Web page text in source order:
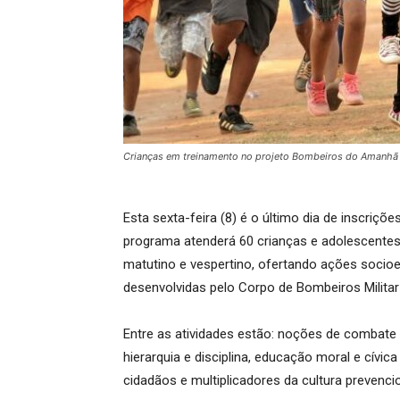
Crianças em treinamento no projeto Bombeiros do
Esta sexta-feira (8) é o último dia de
programa atenderá 60 crianças e
matutino e vespertino, ofertando ações
desenvolvidas pelo Corpo de Bombeiros
Entre as atividades estão: noções de
hierarquia e disciplina, educação moral e
cidadãos e multiplicadores da cultura